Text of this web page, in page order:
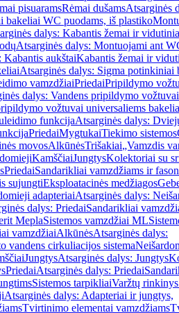
pisuaramsRėmai dušamsAtsarginės
bakeliai WC puodams, iš plastiko
dalys: Kabantis žemai ir
Atsarginės dalys: Montuojami ant
Kabantis aukštaiKabantis žemai ir
Atsarginės dalys: Sigma potinkiniai
vamzdžiaiPriedaiPripildymo
dalys: Vandens pripildymo
vožtuvai universaliems
funkcijaAtsarginės dalys:
PriedaiMygtukaiTiekimo sistemos
movosAlkūnėsTrišakiai„Vamzdis
KamščiaiJungtysKolektoriai su
PriedaiSandarikliai vamzdžiams ir
sujungtiEksploatacinės medžiagos
adapteriaiAtsarginės dalys:
dalys: PriedaiSandarikliai
MeplaSistemos vamzdžiai ML
vamzdžiaiAlkūnėsAtsarginės dalys:
vandens cirkuliacijos sistema
JungtysAtsarginės dalys: Jungtys
PriedaiAtsarginės dalys: Priedai
Sistemos tarpikliaiVaržtų
Atsarginės dalys: Adapteriai ir jungtys,
Tvirtinimo elementai vamzdžiams